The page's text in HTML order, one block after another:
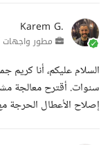
Karem G.
مطور واجهات
سنوات. أقترح معالجة
إصلاح الأعطال الحرجة